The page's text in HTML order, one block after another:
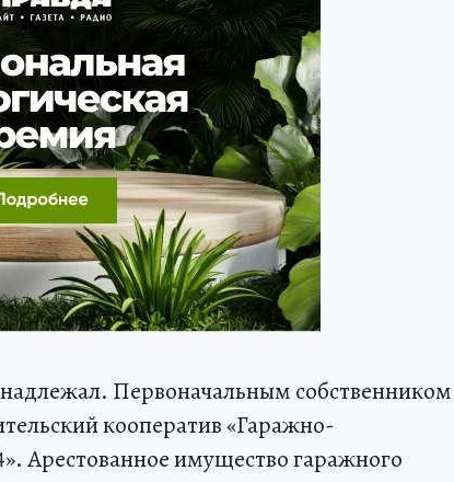
Первоначальным собственником
кооператив «Гаражно-
Арестованное имущество гаражного